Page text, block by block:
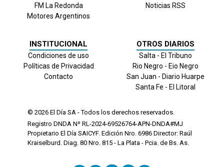
FM La Redonda
Motores Argentinos
Noticias RSS
INSTITUCIONAL
Condiciones de uso
Políticas de Privacidad
Contacto
OTROS DIARIOS
Salta - El Tribuno
Rio Negro - Eio Negro
San Juan - Diario Huarpe
Santa Fe - El Litoral
© 2026 El Día SA - Todos los derechos reservados.
Registro DNDA Nº RL-2024-69526764-APN-DNDA#MJ
Propietario El Día SAICYF. Edición Nro. 6986 Director: Raúl
Kraiselburd. Diag. 80 Nro. 815 - La Plata - Pcia. de Bs. As.